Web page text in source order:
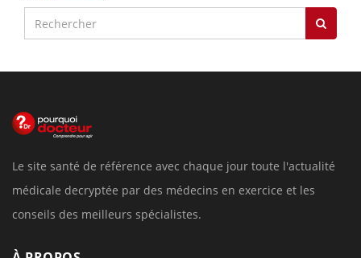
Le site santé de référence avec chaque jour toute l'actualité
médicale decryptée par des médecins en exercice et les
conseils des meilleurs spécialistes.